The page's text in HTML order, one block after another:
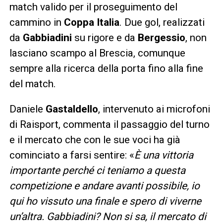
match valido per il proseguimento del
cammino in Coppa Italia. Due gol, realizzati
da Gabbiadini su rigore e da Bergessio, non
lasciano scampo al Brescia, comunque
sempre alla ricerca della porta fino alla fine
del match.
Daniele Gastaldello, intervenuto ai microfoni
di Raisport, commenta il passaggio del turno
e il mercato che con le sue voci ha già
cominciato a farsi sentire: «È una vittoria
importante perché ci teniamo a questa
competizione e andare avanti possibile, io
qui ho vissuto una finale e spero di viverne
un’altra. Gabbiadini? Non si sa, il mercato di